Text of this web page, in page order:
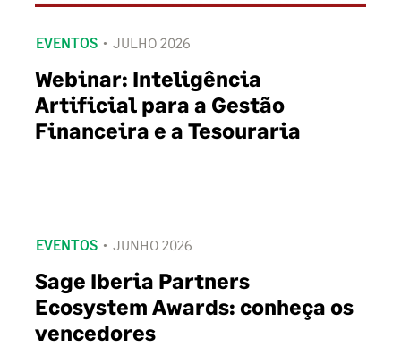
EVENTOS JULHO 2026
Webinar: Inteligência
Artificial para a Gestão
Financeira e a Tesouraria
EVENTOS JUNHO 2026
Sage Iberia Partners
Ecosystem Awards: conheça os
vencedores